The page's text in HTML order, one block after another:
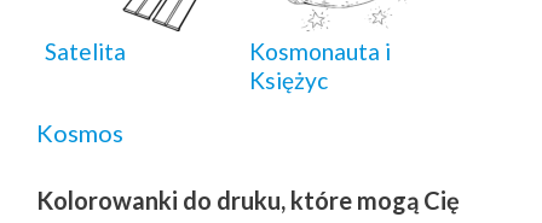
Satelita
Kosmonauta i
Księżyc
Kosmos
Kolorowanki do druku, które mogą Cię